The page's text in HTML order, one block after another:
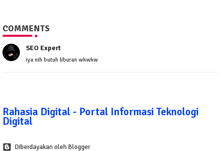
COMMENTS
SEO Expert
iya nih butuh liburan wkwkw
Rahasia Digital - Portal Informasi Teknologi
Digital
Diberdayakan oleh Blogger